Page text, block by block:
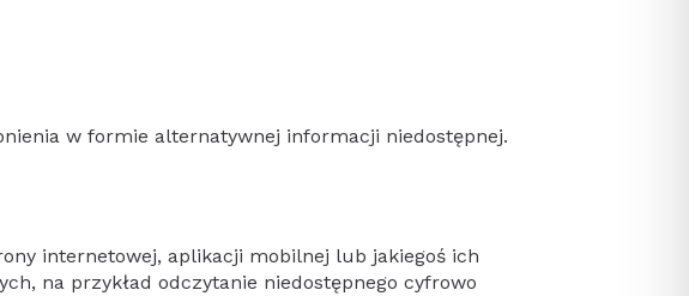
w formie alternatywnej informacji niedostępnej.
internetowej, aplikacji mobilnej lub jakiegoś ich
na przykład odczytanie niedostępnego cyfrowo